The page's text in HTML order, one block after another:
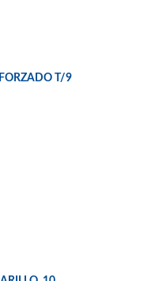
T/9